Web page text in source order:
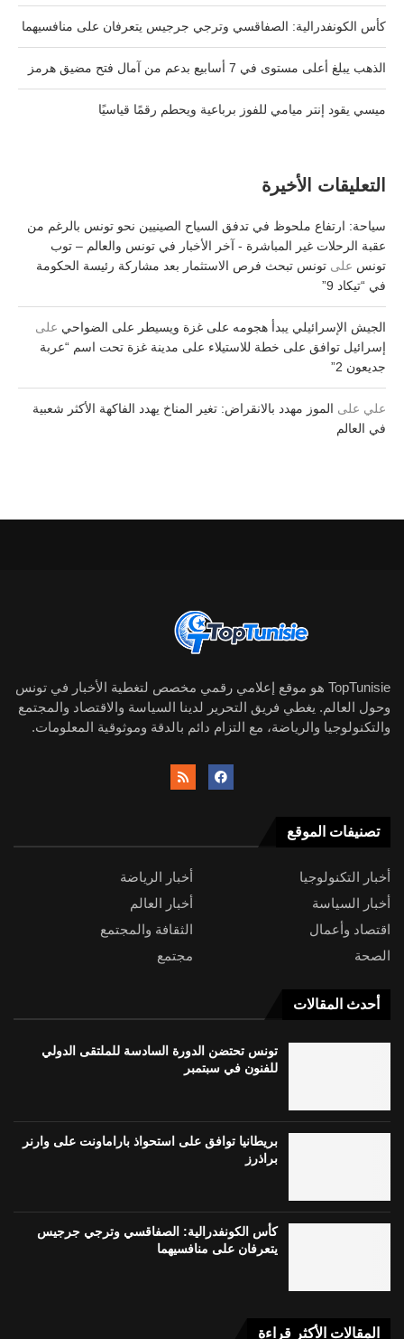
كأس الكونفدرالية: الصفاقسي وترجي جرجيس يتعرفان على منافسيهما
الذهب يبلغ أعلى مستوى في 7 أسابيع بدعم من آمال فتح مضيق هرمز
ميسي يقود إنتر ميامي للفوز برباعية ويحطم رقمًا قياسيًا
التعليقات الأخيرة
سياحة: ارتفاع ملحوظ في تدفق السياح الصينيين نحو تونس بالرغم من
عقبة الرحلات غير المباشرة - آخر الأخبار في تونس والعالم – توب
تونس على تونس تبحث فرص الاستثمار بعد مشاركة رئيسة الحكومة
في “تيكاد 9”
الجيش الإسرائيلي يبدأ هجومه على غزة ويسيطر على الضواحي على
إسرائيل توافق على خطة للاستيلاء على مدينة غزة تحت اسم “عربة
جديعون 2”
علي على الموز مهدد بالانقراض: تغير المناخ يهدد الفاكهة الأكثر شعبية
في العالم
TopTunisie هو موقع إعلامي رقمي مخصص لتغطية الأخبار في تونس
وحول العالم. يغطي فريق التحرير لدينا السياسة والاقتصاد والمجتمع
والتكنولوجيا والرياضة، مع التزام دائم بالدقة وموثوقية المعلومات.
تصنيفات الموقع
أخبار التكنولوجيا
أخبار الرياضة
أخبار السياسة
أخبار العالم
اقتصاد وأعمال
الثقافة والمجتمع
الصحة
مجتمع
أحدث المقالات
تونس تحتضن الدورة السادسة للملتقى الدولي
للفنون في سبتمبر
بريطانيا توافق على استحواذ باراماونت على وارنر
براذرز
كأس الكونفدرالية: الصفاقسي وترجي جرجيس
يتعرفان على منافسيهما
المقالات الأكثر قراءة